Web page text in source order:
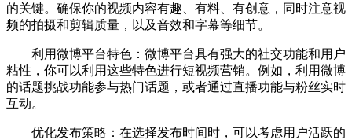
的关键。确保你的视频内容有趣、有料、有创意，同时注意视
频的拍摄和剪辑质量，以及音效和字幕等细节。
利用微博平台特色：微博平台具有强大的社交功能和用户
粘性，你可以利用这些特色进行短视频营销。例如，利用微博
的话题挑战功能参与热门话题，或者通过直播功能与粉丝实时
互动。
优化发布策略：在选择发布时间时，可以考虑用户活跃的